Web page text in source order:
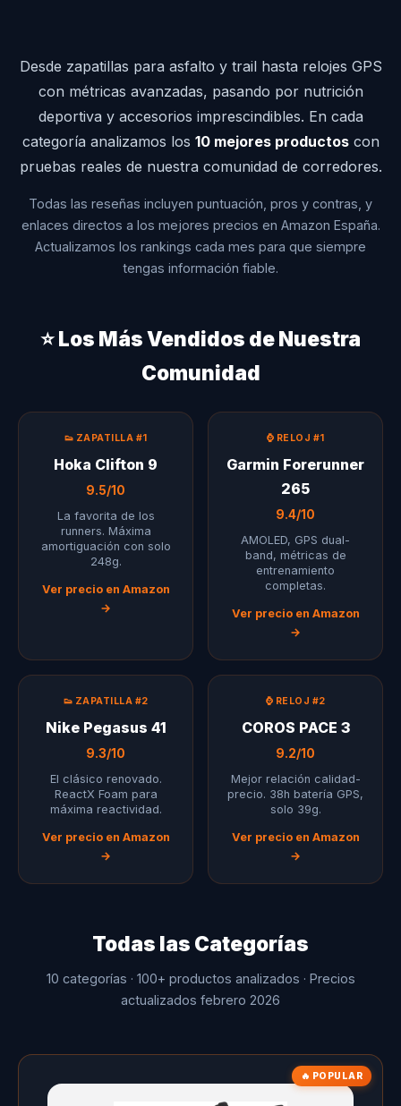
Desde zapatillas para asfalto y trail hasta relojes GPS
con métricas avanzadas, pasando por nutrición
deportiva y accesorios imprescindibles. En cada
categoría analizamos los 10 mejores productoscon
pruebas reales de nuestra comunidad de corredores.
Todas las reseñas incluyen puntuación, pros y contras, y
enlaces directos a los mejores precios en Amazon España.
Actualizamos los rankings cada mes para que siempre
tengas información fiable.
⭐ Los Más Vendidos de Nuestra
Comunidad
👟 ZAPATILLA #1
Hoka Clifton 9
9.5/10
La favorita de los
runners. Máxima
amortiguación con solo
248g.
Ver precio en Amazon
→
⌚ RELOJ #1
Garmin Forerunner
265
9.4/10
AMOLED, GPS dual-
band, métricas de
entrenamiento
completas.
Ver precio en Amazon
→
👟 ZAPATILLA #2
Nike Pegasus 41
9.3/10
El clásico renovado.
ReactX Foam para
máxima reactividad.
Ver precio en Amazon
→
⌚ RELOJ #2
COROS PACE 3
9.2/10
Mejor relación calidad-
precio. 38h batería GPS,
solo 39g.
Ver precio en Amazon
→
Todas las Categorías
10 categorías · 100+ productos analizados · Precios
actualizados febrero 2026
🔥 POPULAR